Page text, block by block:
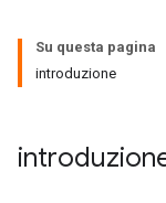
Su questa pagina
introduzione